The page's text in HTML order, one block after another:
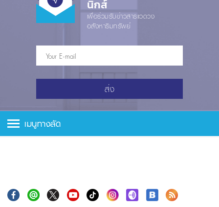
นิกส์
เพื่อร่วมรับข่าวสารแวดวง
อสังหาริมทรัพย์
ส่ง
เมนูทางลัด